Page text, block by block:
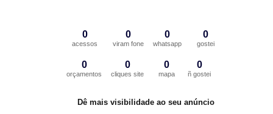
0
acessos
0
viram fone
0
whatsapp
0
gostei
0
orçamentos
0
cliques site
0
mapa
0
ñ gostei
Dê mais visibilidade ao seu anúncio